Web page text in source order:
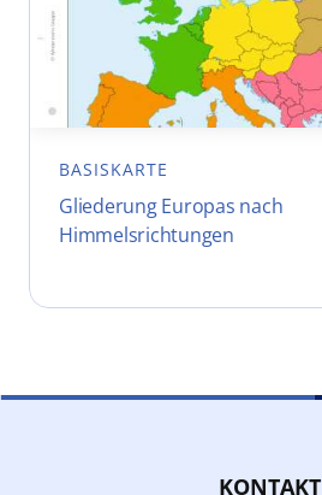
BASISKARTE
Gliederung Europas nach
Himmelsrichtungen
KONTAKT